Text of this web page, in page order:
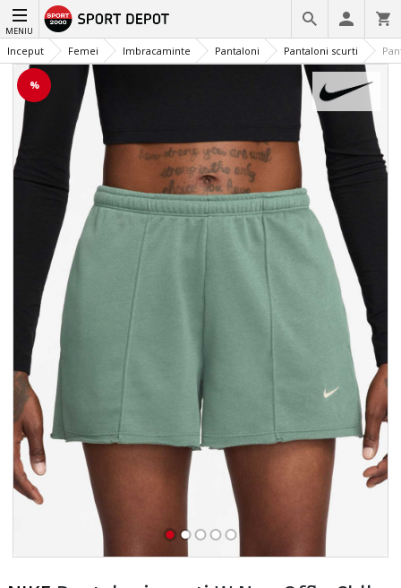
MENIU
Inceput Femei Imbracaminte Pantaloni Pantaloni scurti
%